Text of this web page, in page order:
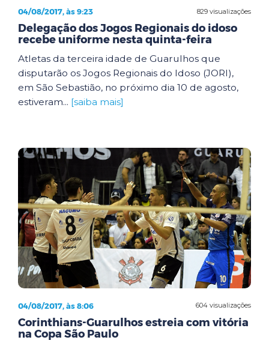
829 visualizações
04/08/2017, às 9:23
Delegação dos Jogos Regionais do idoso
recebe uniforme nesta quinta-feira
Atletas da terceira idade de Guarulhos que
disputarão os Jogos Regionais do Idoso (JORI),
em São Sebastião, no próximo dia 10 de agosto,
estiveram... [saiba mais]
604 visualizações
04/08/2017, às 8:06
Corinthians-Guarulhos estreia com vitória
na Copa São Paulo